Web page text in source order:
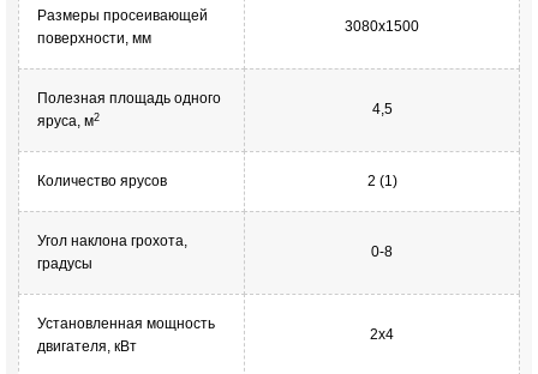
Размеры просеивающей
поверхности, мм
3080х1500
Полезная площадь одного
яруса, м2 4,5
Количество ярусов 2 (1)
Угол наклона грохота,
градусы
0-8
Установленная мощность
двигателя, кВт
2х4